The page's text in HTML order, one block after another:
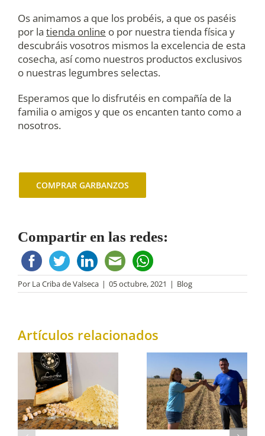
Os animamos a que los probéis, a que os paséis
por la tienda online o por nuestra tienda física y
descubráis vosotros mismos la excelencia de esta
cosecha, así como nuestros productos exclusivos
o nuestras legumbres selectas.
Esperamos que lo disfrutéis en compañía de la
familia o amigos y que os encanten tanto como a
nosotros.
COMPRAR GARBANZOS
Compartir en las redes:
Por La Criba de Valseca | 05 octubre, 2021 | Blog
Artículos relacionados